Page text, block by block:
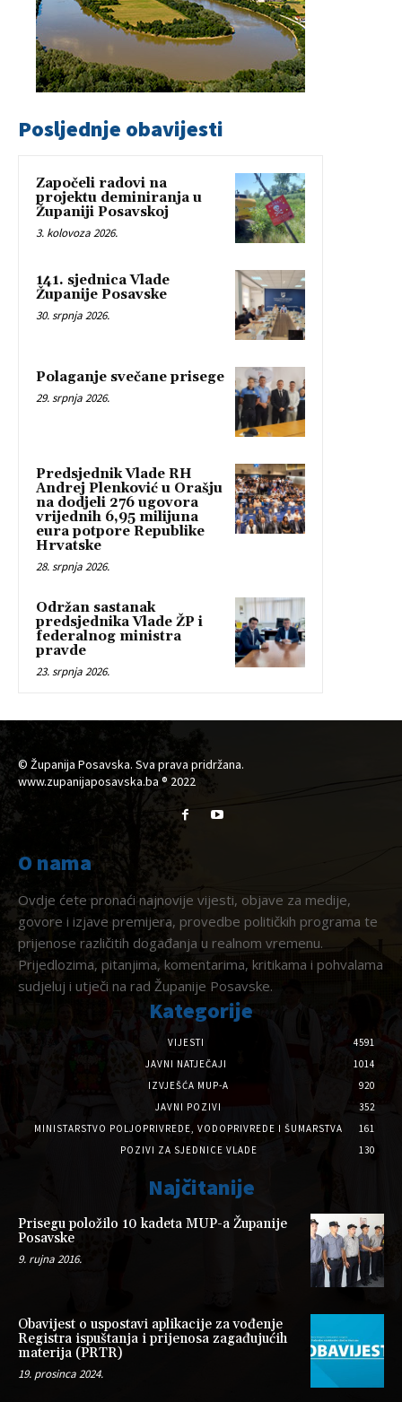
Posljednje obavijesti
Započeli radovi na
projektu deminiranja u
Županiji Posavskoj
3. kolovoza 2026.
141. sjednica Vlade
Županije Posavske
30. srpnja 2026.
Polaganje svečane prisege
29. srpnja 2026.
Predsjednik Vlade RH
Andrej Plenković u Orašju
na dodjeli 276 ugovora
vrijednih 6,95 milijuna
eura potpore Republike
Hrvatske
28. srpnja 2026.
Održan sastanak
predsjednika Vlade ŽP i
federalnog ministra
pravde
23. srpnja 2026.
© Županija Posavska. Sva prava pridržana.
www.zupanijaposavska.ba ® 2022
O nama
Ovdje ćete pronaći najnovije vijesti, objave za medije,
govore i izjave premijera, provedbe političkih programa te
prijenose različitih događanja u realnom vremenu.
Prijedlozima, pitanjima, komentarima, kritikama i pohvalama
sudjeluj i utječi na rad Županije Posavske.
Kategorije
VIJESTI
4591
JAVNI NATJEČAJI
1014
IZVJEŠĆA MUP-A
920
JAVNI POZIVI
352
MINISTARSTVO POLJOPRIVREDE, VODOPRIVREDE I ŠUMARSTVA
161
POZIVI ZA SJEDNICE VLADE
130
Najčitanije
Prisegu položilo 10 kadeta MUP-a Županije
Posavske
9. rujna 2016.
Obavijest o uspostavi aplikacije za vođenje
Registra ispuštanja i prijenosa zagađujućih
materija (PRTR)
19. prosinca 2024.